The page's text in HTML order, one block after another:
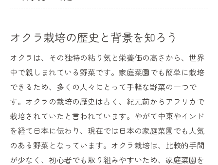
オクラ栽培の歴史と背景を知ろう
オクラは、その独特の粘り気と栄養価の高さから、世界
中で親しまれている野菜です。家庭菜園でも簡単に栽培
できるため、多くの人々にとって手軽な野菜の一つで
す。オクラの栽培の歴史は古く、紀元前からアフリカで
栽培されていたと言われています。やがて中東やインド
を経て日本に伝わり、現在では日本の家庭菜園でも人気
のある野菜となっています。オクラ栽培は、比較的手間
が少なく、初心者でも取り組みやすいため、家庭菜園を